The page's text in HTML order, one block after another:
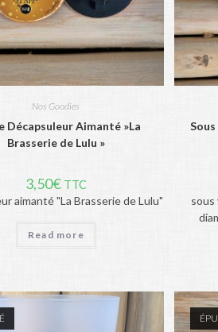
Nos Goodies
Décapsuleur Aimanté »La
Brasserie de Lulu »
3,50€ TTC
aimanté "La Brasserie de Lulu"
Read more
sous